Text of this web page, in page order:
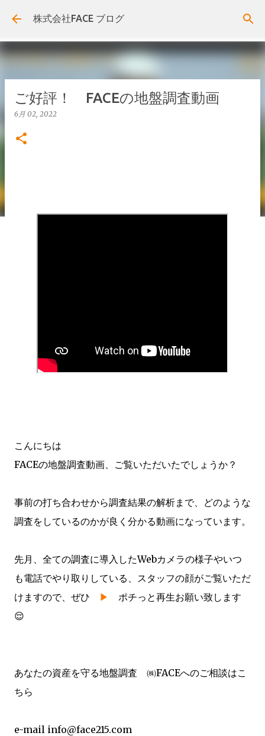
スキップしてメイン コンテンツに移動
株式会社FACE ブログ
ご好評！ FACEの地盤調査動画
6月 02, 2022
こんにちは
FACEの地盤調査動画、ご覧いただいたでしょうか？
事前の打ち合わせから調査結果の解析まで、どのような
調査をしているのかが良く分かる動画になっています。
先月、全ての調査に導入したWebカメラの様子やいつ
も電話でやり取りしている、スタッフの顔がご覧いただ
けますので、ぜひ ▶
ポチっと再生お願い致します
😌
あなたの資産を守る地盤調査 ㈱FACEへのご相談はこ
ちら
e-mail info@face215.com